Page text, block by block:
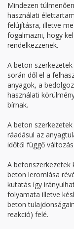
Mindezen
használati
felújításra, illetve
fogalmazni, hogy
rendelkezzenek.
A beton
során dől el a
anyagok, a
használati
bírnak.
A beton
ráadásul az
időtől függő
A betonszerkezetek
beton leromlása
kutatás így
folyamata illetve
beton
reakció) felé.